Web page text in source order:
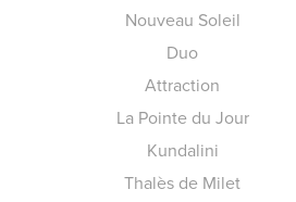
Nouveau Soleil
Duo
Attraction
La Pointe du Jour
Kundalini
Thalès de Milet